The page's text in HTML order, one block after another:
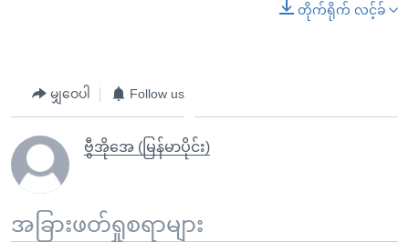
တိုက်ရိုက် လင့်ခ်
မျှဝေပါ Follow us
ဗွီအိုအေ (မြန်မာပိုင်း)
အခြားဖတ်ရှုစရာများ